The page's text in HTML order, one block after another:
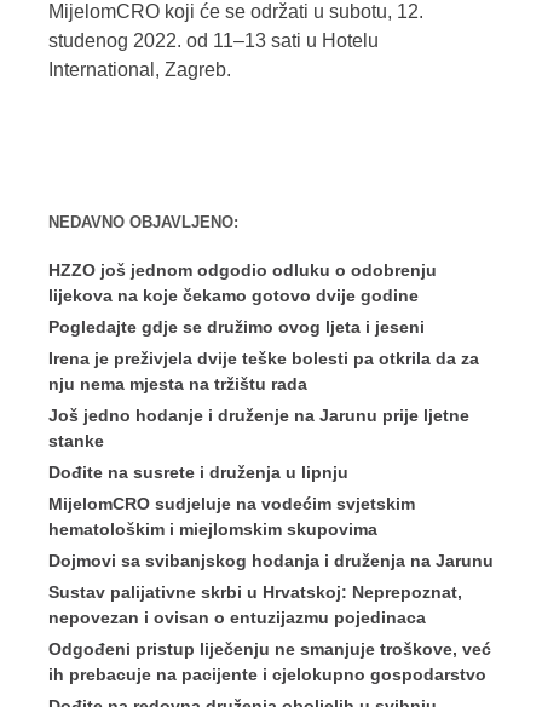
MijelomCRO koji će se održati u subotu, 12.
studenog 2022. od 11–13 sati u Hotelu
International, Zagreb.
NEDAVNO OBJAVLJENO:
HZZO još jednom odgodio odluku o odobrenju
lijekova na koje čekamo gotovo dvije godine
Pogledajte gdje se družimo ovog ljeta i jeseni
Irena je preživjela dvije teške bolesti pa otkrila da za
nju nema mjesta na tržištu rada
Još jedno hodanje i druženje na Jarunu prije ljetne
stanke
Dođite na susrete i druženja u lipnju
MijelomCRO sudjeluje na vodećim svjetskim
hematološkim i miejlomskim skupovima
Dojmovi sa svibanjskog hodanja i druženja na Jarunu
Sustav palijativne skrbi u Hrvatskoj: Neprepoznat,
nepovezan i ovisan o entuzijazmu pojedinaca
Odgođeni pristup liječenju ne smanjuje troškove, već
ih prebacuje na pacijente i cjelokupno gospodarstvo